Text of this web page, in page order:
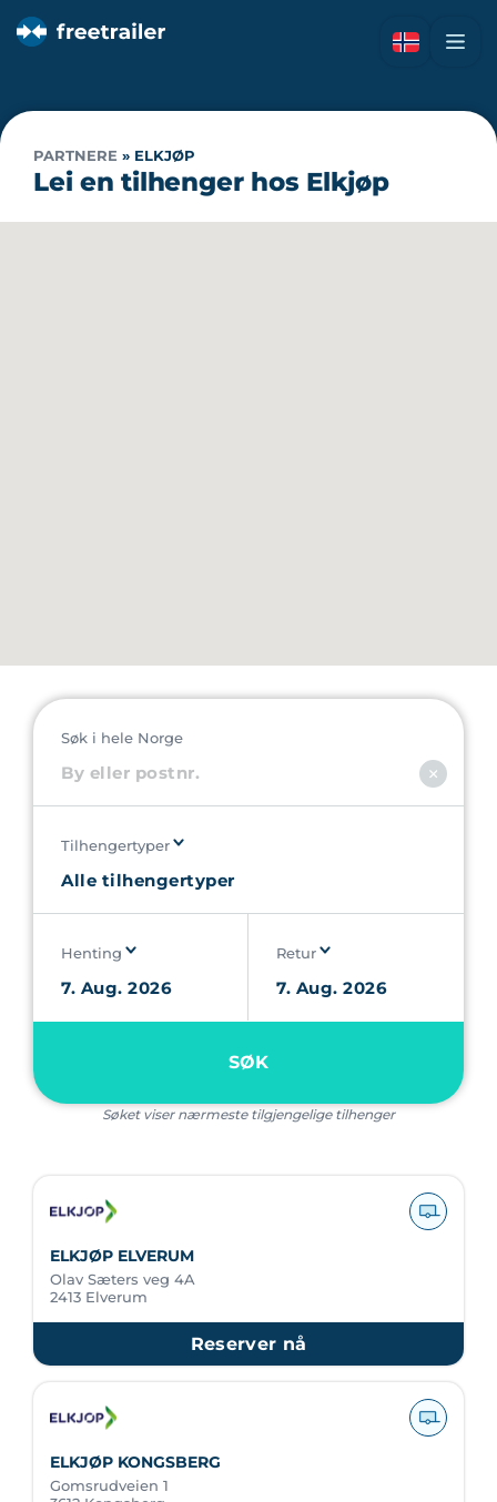
PARTNERE » ELKJØP
Lei en tilhenger hos Elkjøp
Søk i hele Norge
Tilhengertyper
Henting Retur
SØK
Søket viser nærmeste tilgjengelige tilhenger
ELKJØP ELVERUM
Olav Sæters veg 4A
2413 Elverum
Reserver nå
ELKJØP KONGSBERG
Gomsrudveien 1